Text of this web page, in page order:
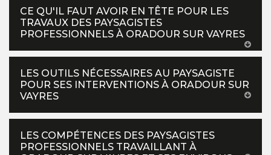
CE QU'IL FAUT AVOIR EN TÊTE POUR LES
TRAVAUX DES PAYSAGISTES
PROFESSIONNELS À ORADOUR SUR VAYRES
LES OUTILS NÉCESSAIRES AU PAYSAGISTE
POUR SES INTERVENTIONS À ORADOUR SUR
VAYRES
LES COMPÉTENCES DES PAYSAGISTES
PROFESSIONNELS TRAVAILLANT À